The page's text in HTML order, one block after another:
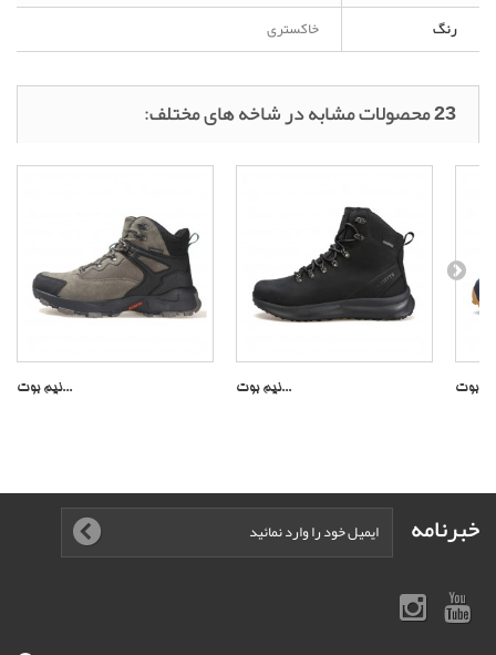
رنگ
خاکستری
23 محصولات مشابه در شاخه های مختلف:
نیم بوت... نیم بوت...
خبرنامه